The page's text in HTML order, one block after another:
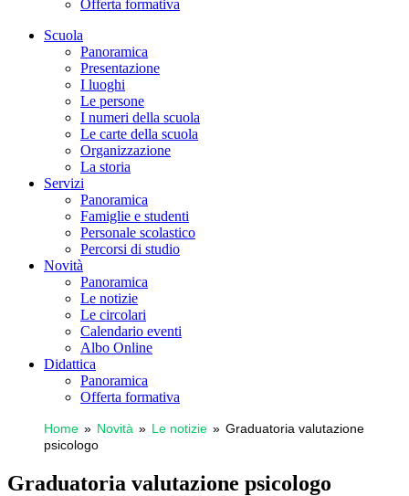
Offerta formativa
Scuola
Panoramica
Presentazione
I luoghi
Le persone
I numeri della scuola
Le carte della scuola
Organizzazione
La storia
Servizi
Panoramica
Famiglie e studenti
Personale scolastico
Percorsi di studio
Novità
Panoramica
Le notizie
Le circolari
Calendario eventi
Albo Online
Didattica
Panoramica
Offerta formativa
Home Novità Le notizie
Graduatoria valutazione
psicologo
Graduatoria valutazione psicologo